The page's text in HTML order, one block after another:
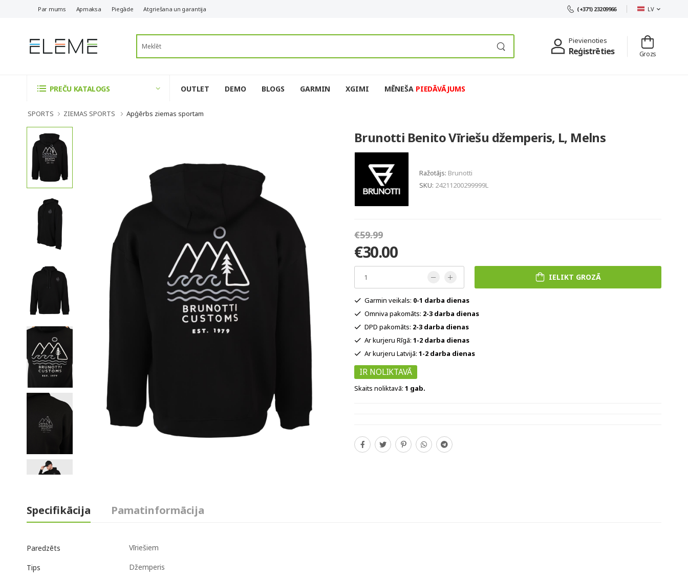
Par mums Apmaksa Piegāde Atgriešana un garantija (+371) 23209966 LV
Pievienoties
Reģistrēties Grozs
PREČU KATALOGS OUTLET DEMO BLOGS GARMIN XGIMI MĒNEŠA PIEDĀVĀJUMS
SPORTS ZIEMAS SPORTS Apģērbs ziemas sportam
Brunotti Benito Vīriešu džemperis, L, Melns
Ražotājs: Brunotti
SKU: 24211200299999L
€59.99
€30.00
IELIKT GROZĀ
Garmin veikals: 0-1 darba dienas
Omniva pakomāts: 2-3 darba dienas
DPD pakomāts: 2-3 darba dienas
Ar kurjeru Rīgā: 1-2 darba dienas
Ar kurjeru Latvijā: 1-2 darba dienas
IR NOLIKTAVĀ
Skaits noliktavā: 1 gab.
Specifikācija Pamatinformācija
Paredzēts Vīriešiem
Tips Džemperis